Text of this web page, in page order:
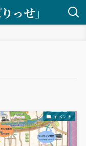
っせ」
イベント